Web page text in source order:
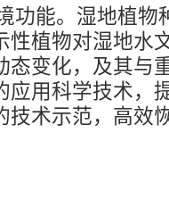
功能。湿地植物
性植物对湿地水
态变化，及其与
应用科学技术，
技术示范，高效